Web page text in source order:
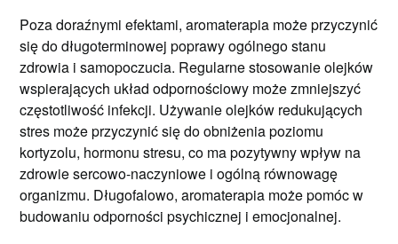
Poza doraźnymi efektami, aromaterapia może przyczynić
się do długoterminowej poprawy ogólnego stanu
zdrowia i samopoczucia. Regularne stosowanie olejków
wspierających układ odpornościowy może zmniejszyć
częstotliwość infekcji. Używanie olejków redukujących
stres może przyczynić się do obniżenia poziomu
kortyzolu, hormonu stresu, co ma pozytywny wpływ na
zdrowie sercowo-naczyniowe i ogólną równowagę
organizmu. Długofalowo, aromaterapia może pomóc w
budowaniu odporności psychicznej i emocjonalnej.